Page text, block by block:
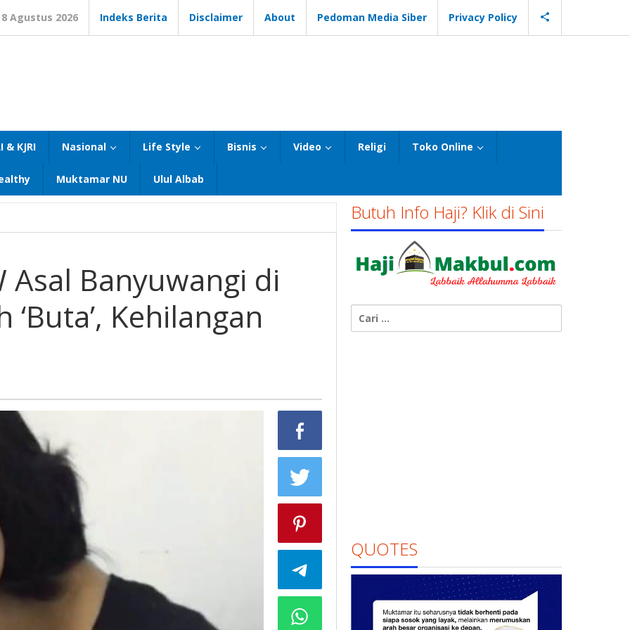
8 Agustus 2026 Indeks Berita Disclaimer About Pedoman Media Siber Privacy Policy
& KJRI Nasional Life Style Bisnis Video Religi Toko Online
Muktamar NU Ulul Albab
Asal Banyuwangi di
Kehilangan
Butuh Info Haji? Klik di Sini
untuk:
QUOTES